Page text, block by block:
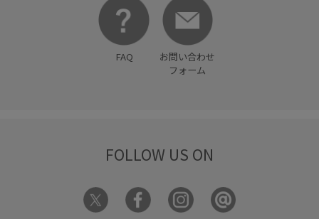
FAQ
お問い合わせ
フォーム
FOLLOW US ON